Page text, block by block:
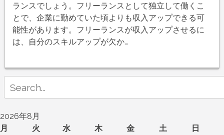
ランスでしょう。フリーランスとして独立して働くこ
とで、企業に勤めていた頃よりも収入アップできる可
能性があります。フリーランスが収入アップさせるに
は、自分のスキルアップが欠か…
for:
2026年8月
月
火 水 木 金 土
日